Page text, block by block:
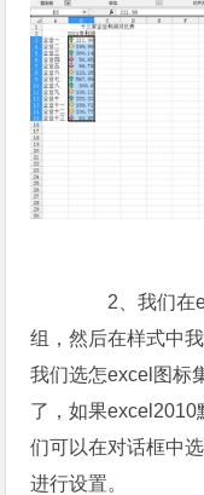
2、我们在
组，然后在样式中
我们选怎excel图标
了，如果excel2010
们可以在对话框中
进行设置。